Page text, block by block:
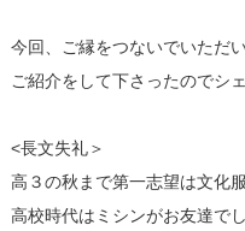
今回、ご縁をつないでいただ
ご紹介をして下さったのでシ
<長文失礼＞
高３の秋まで第一志望は文化
高校時代はミシンがお友達でし